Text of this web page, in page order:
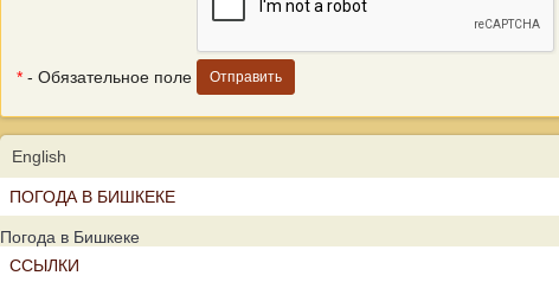
* - Обязательное поле
English
ПОГОДА В БИШКЕКЕ
Погода в Бишкеке
ССЫЛКИ